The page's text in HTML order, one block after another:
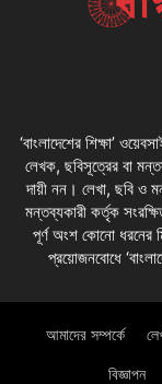
‘বাংলাদেশের শিক্ষা’
লেখক, ছবিসূত্রের বা
দায়ী নন। লেখা, ছবি ও
মন্তব্যকারী কর্তৃক
পূর্ণ অংশ কোনো ধরনের
প্রয়োজনবোধে
আমাদের সম্পর্কে
বিজ্ঞাপন